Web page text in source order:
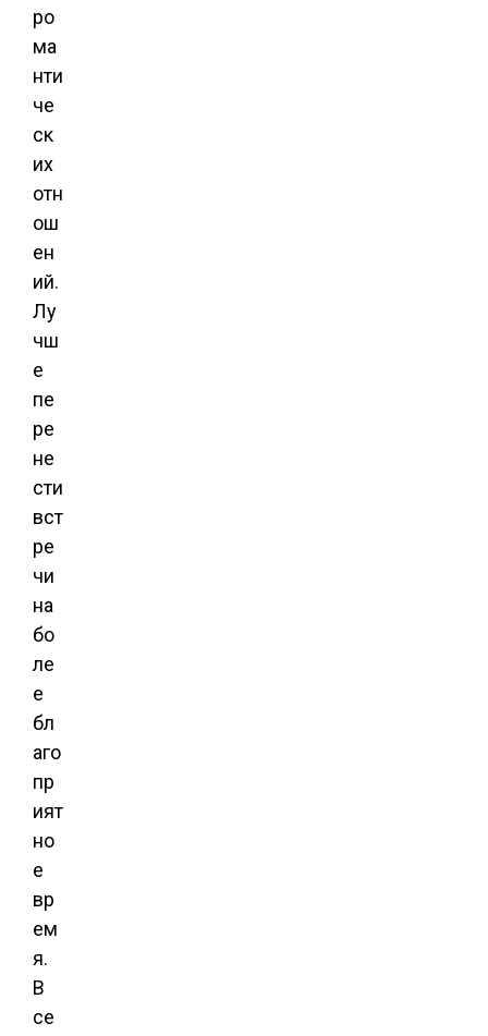
ро
ма
нти
че
ск
их
отн
ош
ен
ий.
Лу
чш
е
пе
ре
не
сти
вст
ре
чи
на
бо
ле
е
бл
аго
пр
ият
но
е
вр
ем
я.
В
се